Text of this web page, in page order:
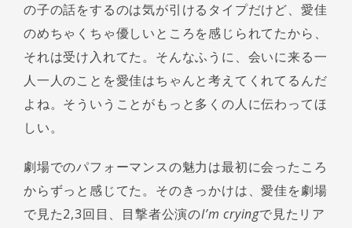
の子の話をするのは気が引けるタイプだけど、愛佳
のめちゃくちゃ優しいところを感じられてたから、
それは受け入れてた。そんなふうに、会いに来る一
人一人のことを愛佳はちゃんと考えてくれてるんだ
よね。そういうことがもっと多くの人に伝わってほ
しい。
劇場でのパフォーマンスの魅力は最初に会ったころ
からずっと感じてた。そのきっかけは、愛佳を劇場
で見た2,3回目、目撃者公演のI’m cryingで見たリア